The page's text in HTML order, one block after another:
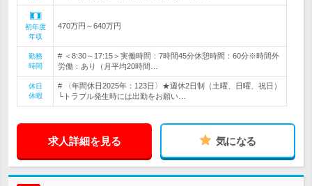
初年度
年収
470万円～640万円
勤務
時間
# ＜8:30～17:15＞実働時間：7時間45分休憩時間：60分※時間外
労働：あり（月平均20時間…
休日
休暇
# 〈年間休日2025年：123日〉★週休2日制（土曜、日曜、祝日）
└トラブル発生時には出勤をお願い…
求人詳細を見る 気になる